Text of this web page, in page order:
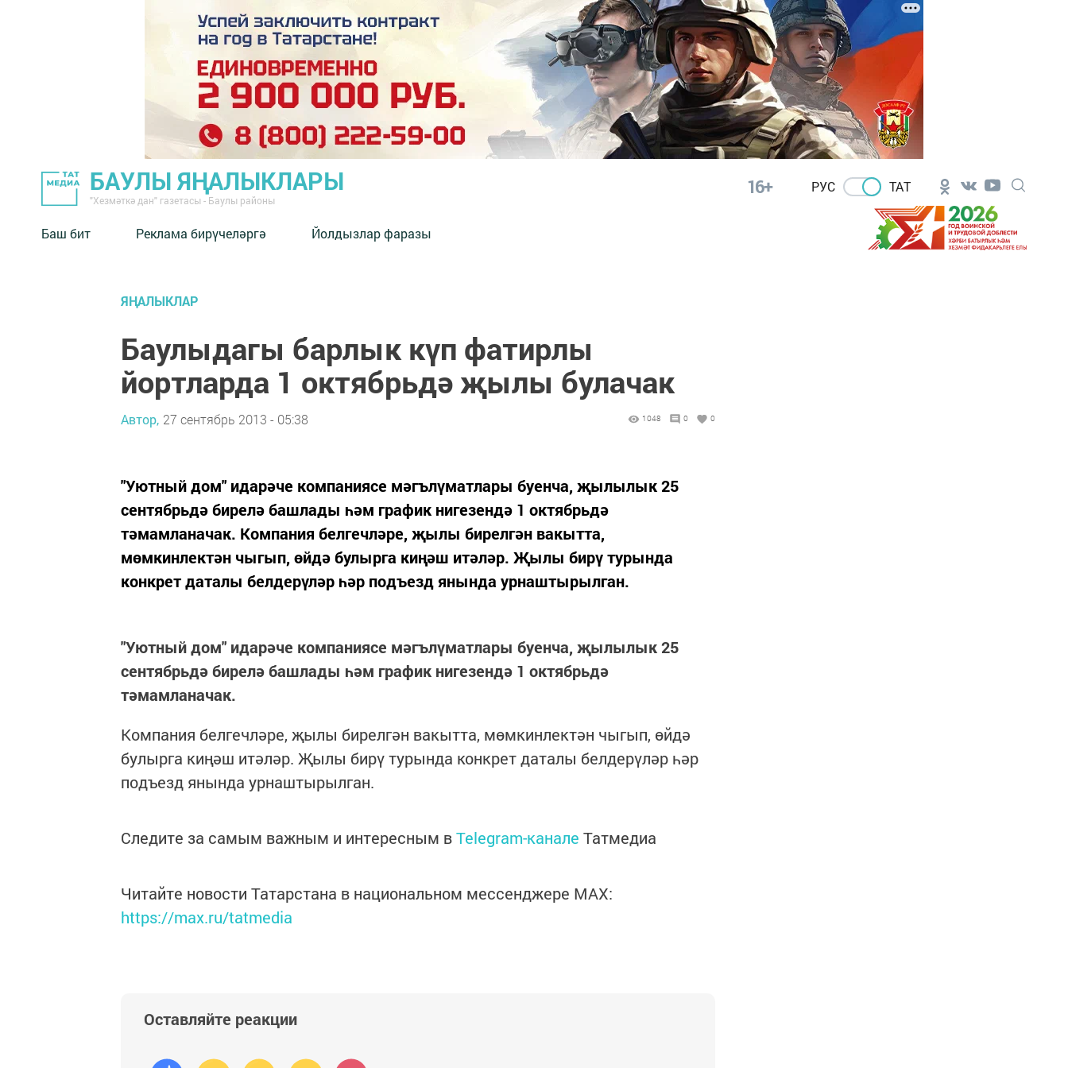
БАУЛЫ ЯҢАЛЫКЛАРЫ
"Хезмәткә дан" газетасы - Баулы районы
16+ РУС ТАТ
Баш бит Реклама бирүчеләргә Йолдызлар фаразы
ЯҢАЛЫКЛАР
Баулыдагы барлык күп фатирлы
йортларда 1 октябрьдә җылы булачак
Автор, 27 сентябрь 2013 - 05:38 1048 0 0
"Уютный дом" идарәче компаниясе мәгълүматлары буенча, җылылык 25
сентябрьдә бирелә башлады һәм график нигезендә 1 октябрьдә
тәмамланачак. Компания белгечләре, җылы бирелгән вакытта,
мөмкинлектән чыгып, өйдә булырга киңәш итәләр. Җылы бирү турында
конкрет даталы белдерүләр һәр подъезд янында урнаштырылган.
"Уютный дом" идарәче компаниясе мәгълүматлары буенча, җылылык 25
сентябрьдә бирелә башлады һәм график нигезендә 1 октябрьдә
тәмамланачак.
Компания белгечләре, җылы бирелгән вакытта, мөмкинлектән чыгып, өйдә
булырга киңәш итәләр. Җылы бирү турында конкрет даталы белдерүләр һәр
подъезд янында урнаштырылган.
Следите за самым важным и интересным вTelegram-канале Татмедиа
Читайте новости Татарстана в национальном мессенджере MАХ:
https://max.ru/tatmedia
Оставляйте реакции